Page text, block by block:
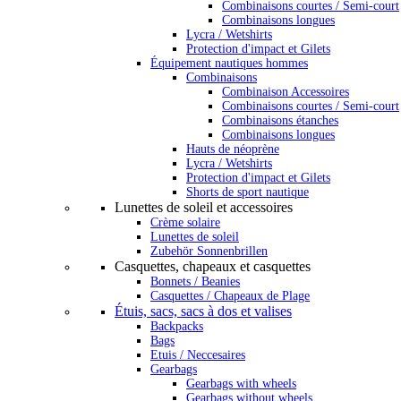
Combinaisons courtes / Semi-court
Combinaisons longues
Lycra / Wetshirts
Protection d'impact et Gilets
Équipement nautiques hommes
Combinaisons
Combinaison Accessoires
Combinaisons courtes / Semi-court
Combinaisons étanches
Combinaisons longues
Hauts de néoprène
Lycra / Wetshirts
Protection d'impact et Gilets
Shorts de sport nautique
Lunettes de soleil et accessoires
Crème solaire
Lunettes de soleil
Zubehör Sonnenbrillen
Casquettes, chapeaux et casquettes
Bonnets / Beanies
Casquettes / Chapeaux de Plage
Étuis, sacs, sacs à dos et valises
Backpacks
Bags
Etuis / Neccesaires
Gearbags
Gearbags with wheels
Gearbags without wheels